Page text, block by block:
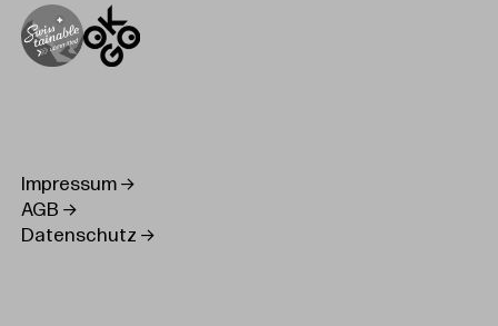
Impressum
AGB
Datenschutz